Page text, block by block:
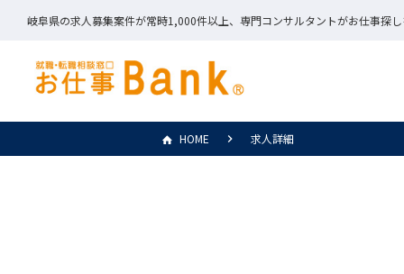
岐阜県の求人募集案件が常時1,000件以上、専門コンサルタントがお仕事探
HOME 求人詳細